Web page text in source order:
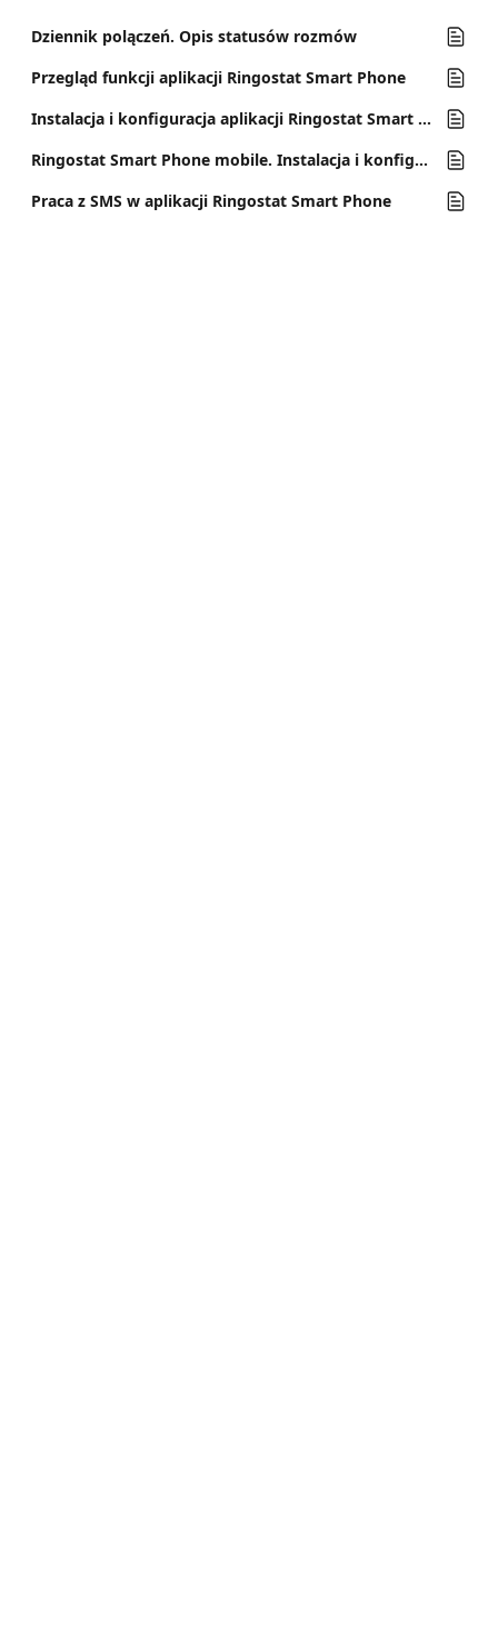
Dziennik polączeń. Opis statusów rozmów
Przegląd funkcji aplikacji Ringostat Smart Phone
Instalacja i konfiguracja aplikacji Ringostat Smart Phone
Ringostat Smart Phone mobile. Instalacja i konfiguracja dla iOS
Praca z SMS w aplikacji Ringostat Smart Phone